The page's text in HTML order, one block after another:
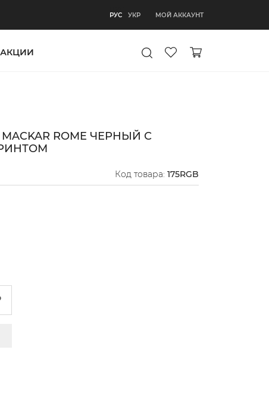
РУС УКР МОЙ АККАУНТ
АКЦИИ
ROME ЧЕРНЫЙ С
Код товара: 175RGB